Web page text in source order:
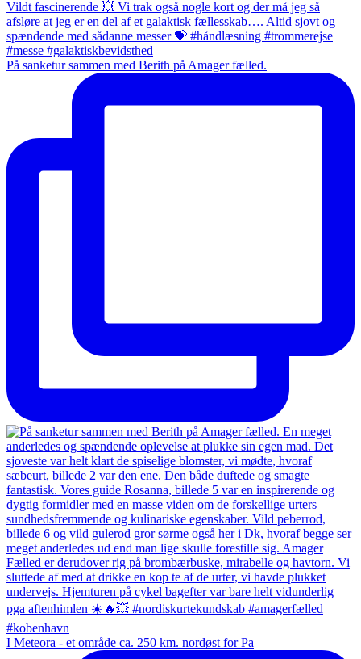
På sanketur sammen med Berith på Amager fælled.
I Meteora - et område ca. 250 km. nordøst for Pa